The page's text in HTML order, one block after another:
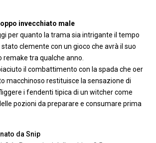
invecchiato male
per quanto la trama sia intrigante il tempo
stato clemente con un gioco che avrà il suo
remake tra qualche anno.
il combattimento con la spada che oer
macchinoso restituisce la sensazione di
i fendenti tipica di un witcher come
pozioni da preparare e consumare prima
da Snip